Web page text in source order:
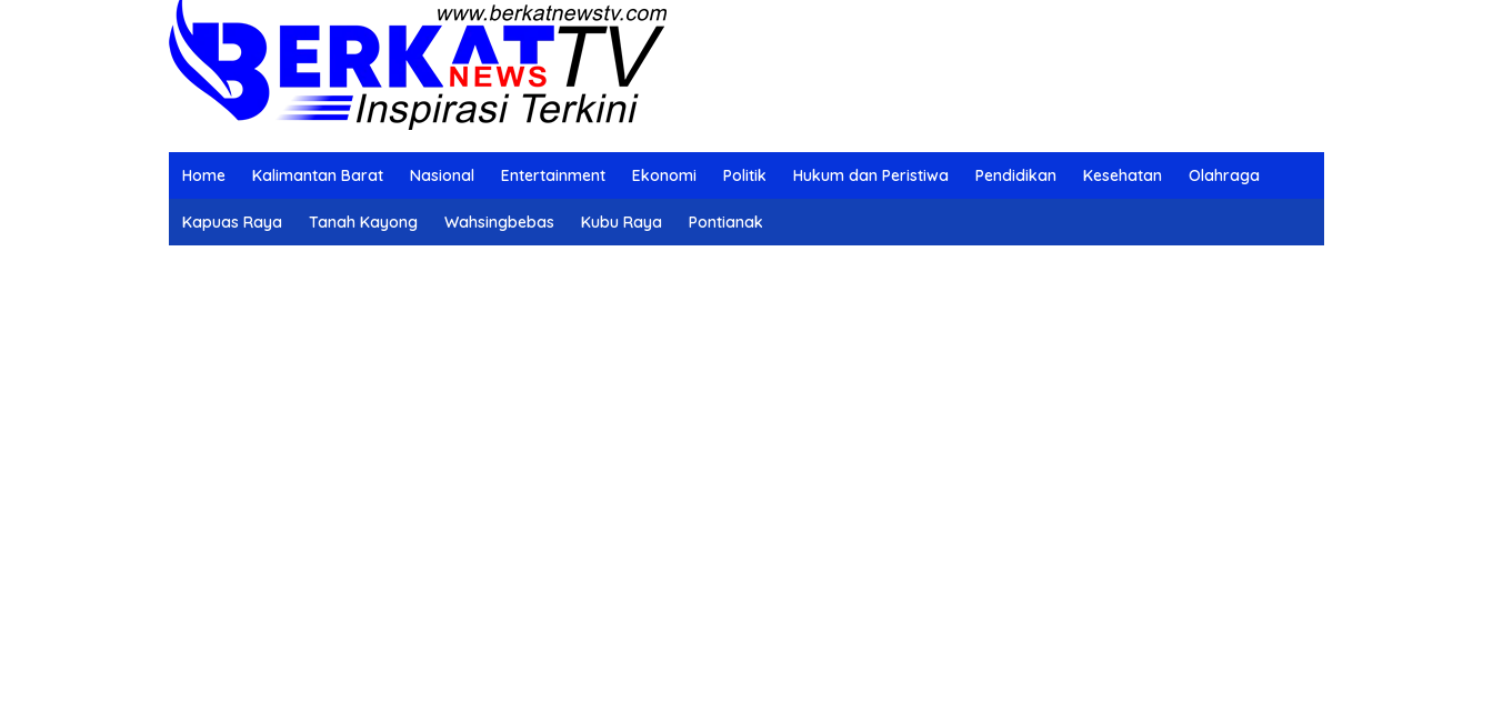
Home Kalimantan Barat Nasional Entertainment Ekonomi Politik Hukum dan Peristiwa Pendidikan Kesehatan Olahraga
Kapuas Raya Tanah Kayong Wahsingbebas Kubu Raya Pontianak